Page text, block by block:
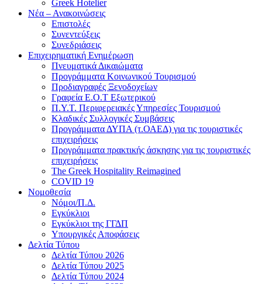
Greek Hotelier
Νέα – Ανακοινώσεις
Επιστολές
Συνεντεύξεις
Συνεδριάσεις
Επιχειρηματική Ενημέρωση
Πνευματικά Δικαιώματα
Προγράμματα Κοινωνικού Τουρισμού
Προδιαγραφές Ξενοδοχείων
Γραφεία Ε.Ο.Τ Εξωτερικού
Π.Υ.Τ. Περιφερειακές Υπηρεσίες Τουρισμού
Κλαδικές Συλλογικές Συμβάσεις
Προγράμματα ΔΥΠΑ (τ.ΟΑΕΔ) για τις τουριστικές
επιχειρήσεις
Προγράμματα πρακτικής άσκησης για τις τουριστικές
επιχειρήσεις
The Greek Hospitality Reimagined
COVID 19
Νομοθεσία
Νόμοι/Π.Δ.
Εγκύκλιοι
Εγκύκλιοι της ΓΓΔΠ
Υπουργικές Αποφάσεις
Δελτία Τύπου
Δελτία Τύπου 2026
Δελτία Τύπου 2025
Δελτία Τύπου 2024